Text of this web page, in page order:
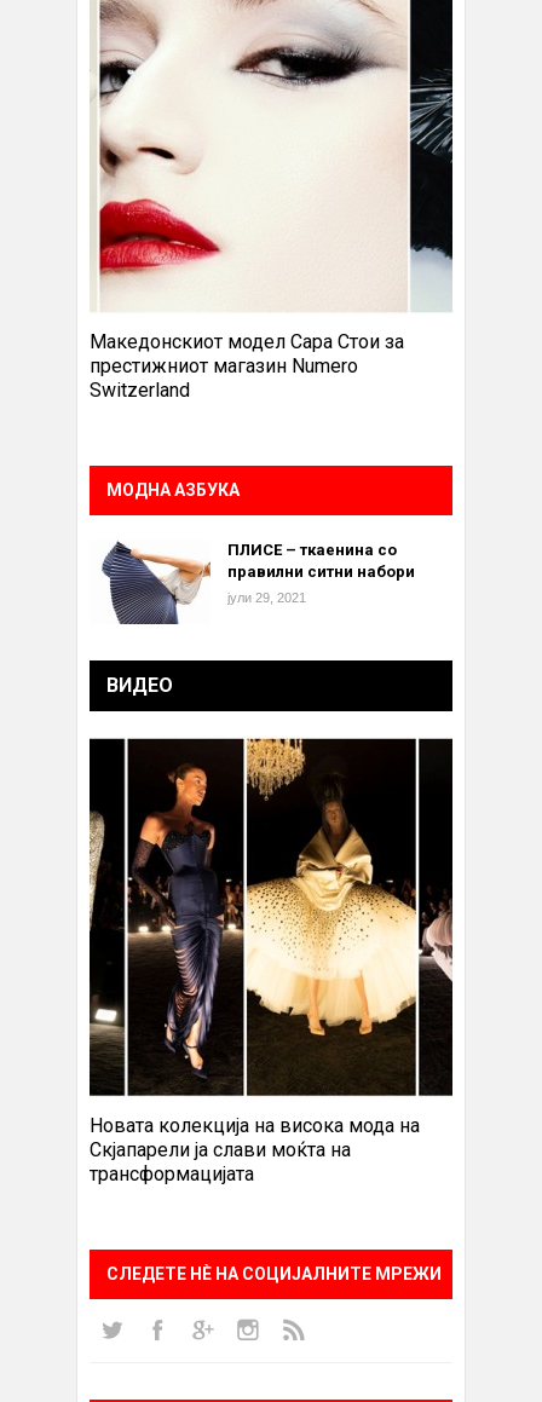
Македонскиот модел Сара Стои за
престижниот магазин Numero
Switzerland
МОДНА АЗБУКА
ПЛИСЕ – ткаенина со
правилни ситни набори
јули 29, 2021
ВИДЕО
Новата колекција на висока мода на
Скјапарели ја слави моќта на
трансформацијата
СЛЕДЕТЕ НÈ НА СОЦИЈАЛНИТЕ МРЕЖИ